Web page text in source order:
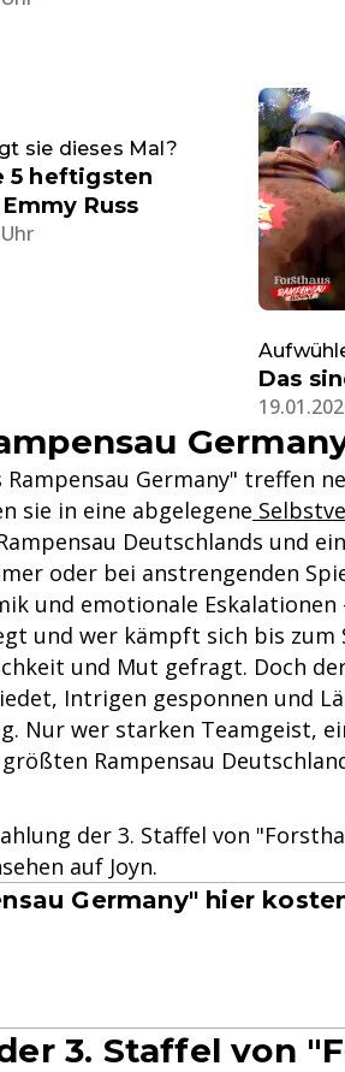
sie dieses Mal?
5 heftigsten
Russ
Das
Germany" treffen
sie in eine abgelegene
Deutschlands und
oder bei anstrengenden
und emotionale
und wer kämpft sich bis zum
und Mut gefragt. Doch
Intrigen gesponnen und
Nur wer starken Teamgeist,
Rampensau
der 3. Staffel von
auf Joyn.
Germany" hier
3. Staffel von